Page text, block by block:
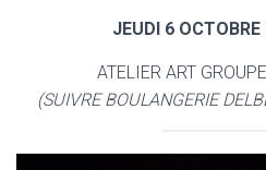
JEUDI 6
ATELIER ART
(SUIVRE BOULANGERIE